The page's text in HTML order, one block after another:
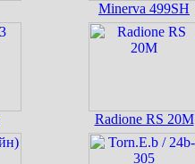
Minerva 499SH
Radione RS 20M